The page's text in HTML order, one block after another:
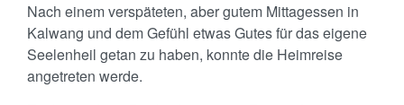
Nach einem verspäteten, aber gutem Mittagessen in
Kalwang und dem Gefühl etwas Gutes für das eigene
Seelenheil getan zu haben, konnte die Heimreise
angetreten werde.